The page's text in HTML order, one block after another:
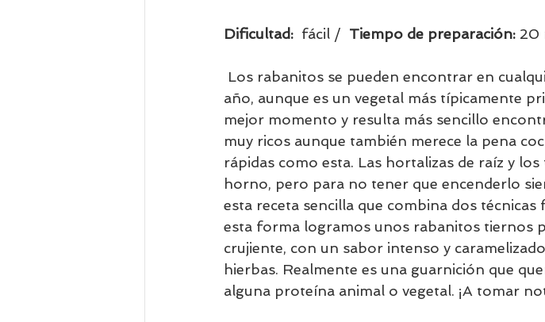
Dificultad: fácil / Tiempo de preparación: 20
Los rabanitos se pueden encontrar en
año, aunque es un vegetal más típicamente
mejor momento y resulta más sencillo
muy ricos aunque también merece la pena
rápidas como esta. Las hortalizas de raíz y
horno, pero para no tener que encenderlo
esta receta sencilla que combina dos técnicas
esta forma logramos unos rabanitos tiernos
crujiente, con un sabor intenso y
hierbas. Realmente es una guarnición que
alguna proteína animal o vegetal. ¡A tomar